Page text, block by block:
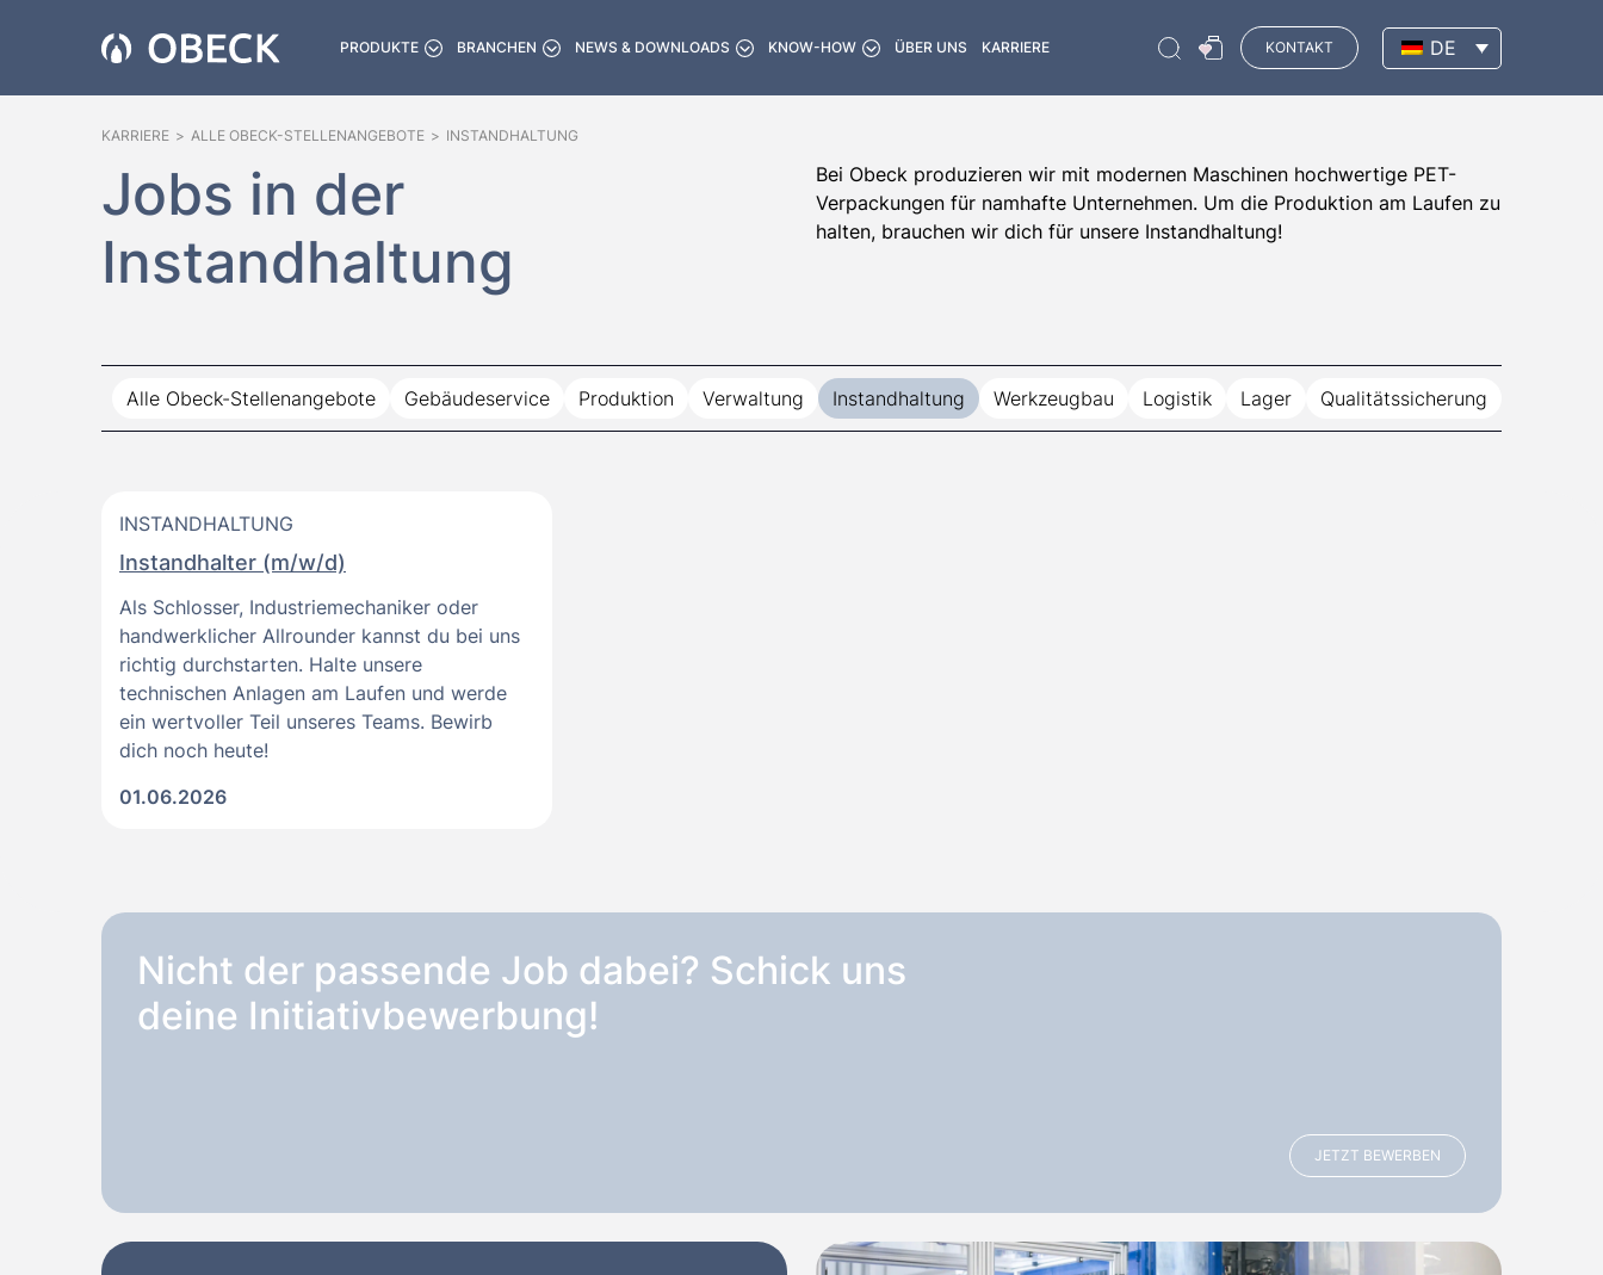
PRODUKTE BRANCHEN NEWS & DOWNLOADS KNOW-HOW ÜBER UNS KARRIERE KONTAKT DE
KARRIERE > ALLE OBECK-STELLENANGEBOTE > INSTANDHALTUNG
Jobs in der
Instandhaltung
Bei Obeck produzieren wir mit modernen Maschinen hochwertige PET-
Verpackungen für namhafte Unternehmen. Um die Produktion am Laufen zu
halten, brauchen wir dich für unsere Instandhaltung!
Alle Obeck-Stellenangebote Gebäudeservice Produktion Verwaltung Instandhaltung Werkzeugbau Logistik Lager Qualitätssicherung
INSTANDHALTUNG
Instandhalter (m/w/d)
Als Schlosser, Industriemechaniker oder
handwerklicher Allrounder kannst du bei uns
richtig durchstarten. Halte unsere
technischen Anlagen am Laufen und werde
ein wertvoller Teil unseres Teams. Bewirb
dich noch heute!
01.06.2026
Nicht der passende Job dabei? Schick uns
deine Initiativbewerbung!
JETZT BEWERBEN